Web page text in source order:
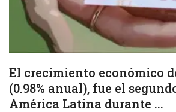
El crecimiento económico
(0.98% anual), fue el
América Latina durante ...